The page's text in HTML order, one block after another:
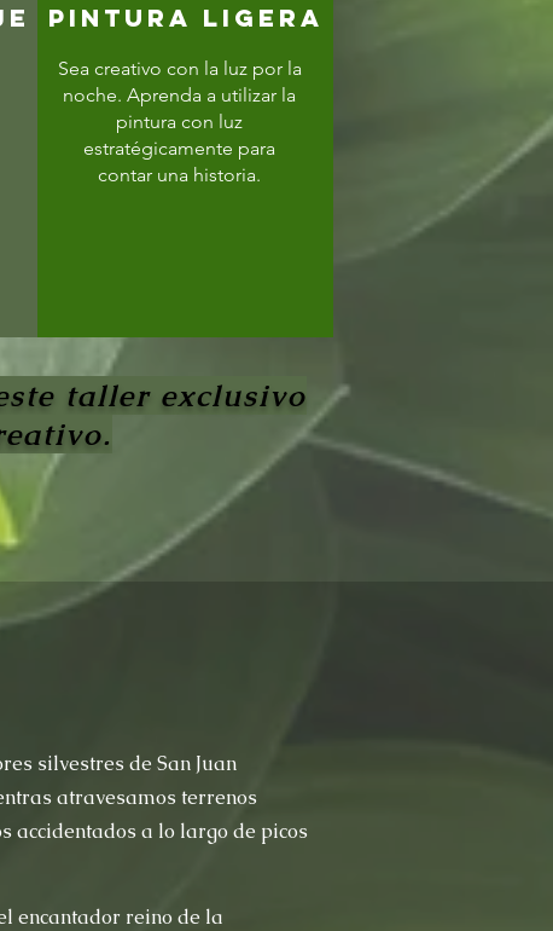
PINTURA LIGERA
Sea creativo con la luz por la
noche. Aprenda a utilizar la
pintura con luz
estratégicamente para
contar una historia.
taller exclusivo
silvestres de San Juan
atravesamos terrenos
accidentados a lo largo de picos
encantador reino de la